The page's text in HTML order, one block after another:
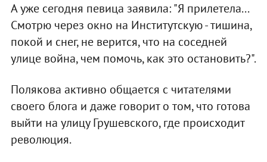
А уже сегодня певица заявила: "Я прилетела...
Смотрю через окно на Институтскую - тишина,
покой и снег, не верится, что на соседней
улице война, чем помочь, как это остановить?".
Полякова активно общается с читателями
своего блога и даже говорит о том, что готова
выйти на улицу Грушевского, где происходит
революция.